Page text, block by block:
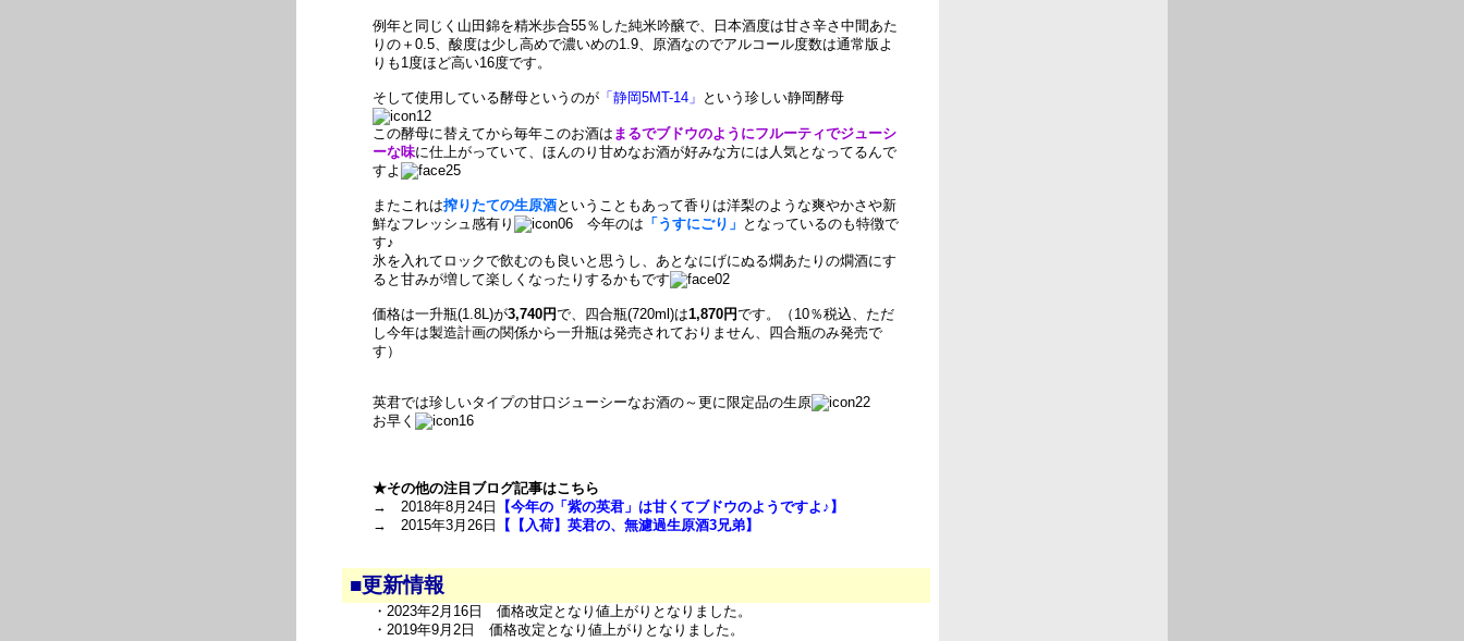
例年と同じく山田錦を精米歩合55％した純米吟醸で、日本酒度は甘さ辛さ中間あた
りの＋0.5、酸度は少し高めで濃いめの1.9、原酒なのでアルコール度数は通常版よ
りも1度ほど高い16度です。
そして使用している酵母というのが 「静岡5MT-14」 という珍しい静岡酵母
この酵母に替えてから毎年このお酒は まるでブドウのようにフルーティでジューシ
ーな味に仕上がっていて、ほんのり甘めなお酒が好みな方には人気となってるんで
すよ
またこれは搾りたての生原酒ということもあって香りは洋梨のような爽やかさや新
鮮なフレッシュ感有り
今年のは 「うすにごり」 となっているのも特徴で
す♪
氷を入れてロックで飲むのも良いと思うし、あとなにげにぬる燗あたりの燗酒にす
ると甘みが増して楽しくなったりするかもです
価格は一升瓶(1.8L)が3,740円で、四合瓶(720ml)は1,870円です。（10％税込、ただ
し今年は製造計画の関係から一升瓶は発売されておりません、四合瓶のみ発売で
す）
英君では珍しいタイプの甘口ジューシーなお酒の～更に限定品の生原
お早く
★その他の注目ブログ記事はこちら
→ 2018年8月24日
【今年の「紫の英君」は甘くてブドウのようですよ♪】
→ 2015年3月26日
【【入荷】英君の、無濾過生原酒3兄弟】
■更新情報
・2023年2月16日 価格改定となり値上がりとなりました。
・2019年9月2日 価格改定となり値上がりとなりました。